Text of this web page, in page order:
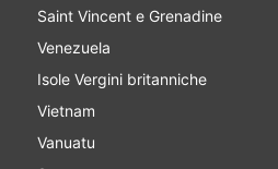
Saint Vincent e Grenadine
Venezuela
Isole Vergini britanniche
Vietnam
Vanuatu